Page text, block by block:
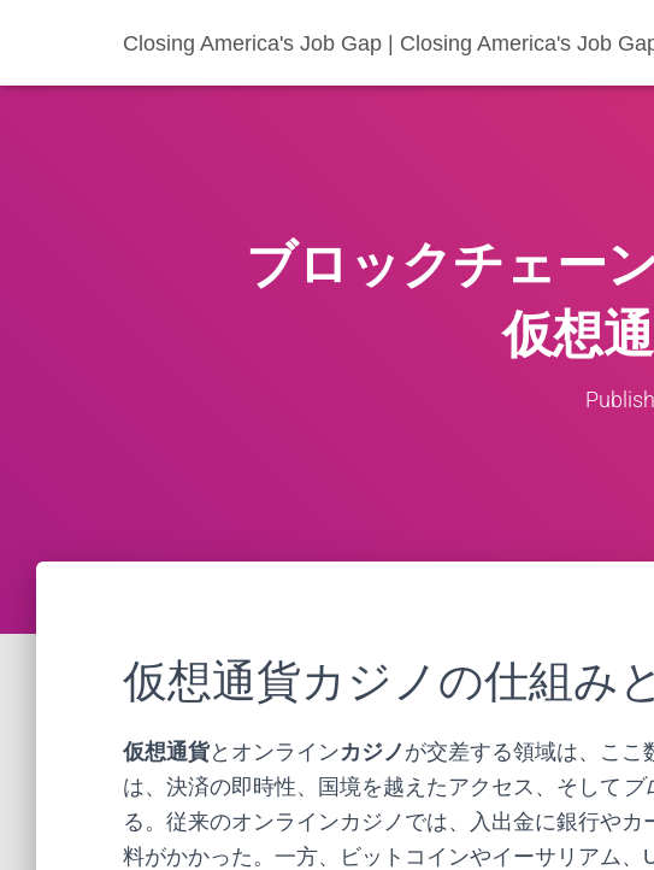
Closing America's Job Gap | Closing America's Job
ブロックチェー
仮想
仮想通貨カジノの仕組み
仮想通貨とオンラインカジノ が交差する領域は、ここ
は、決済の即時性、国境を越えたアクセス、そして ブ
る。従来のオンラインカジノでは、入出金に銀行や
料がかかった。一方、ビットコインやイーサリアム、